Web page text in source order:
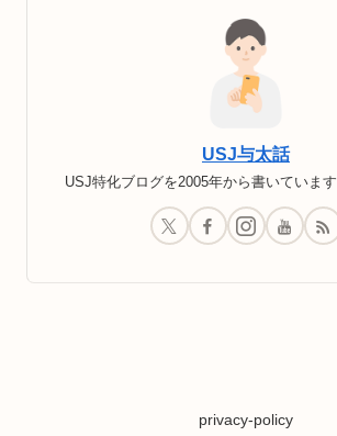
USJ与太話
USJ特化ブログを2005年から書いています
privacy-policy